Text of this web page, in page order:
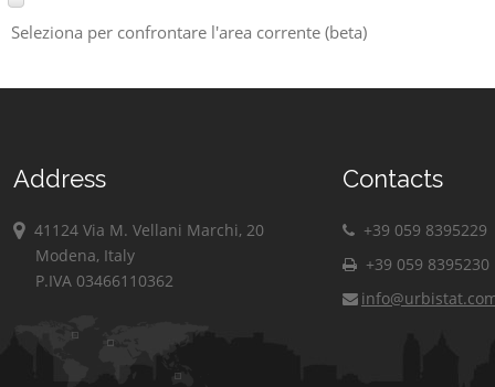
Seleziona per confrontare l'area corrente (beta)
Address
41124 Via M. Vellani Marchi, 20
Modena, Italy
P.IVA 03466110362
Contacts
+39 059 8395229
+39 059 8395230